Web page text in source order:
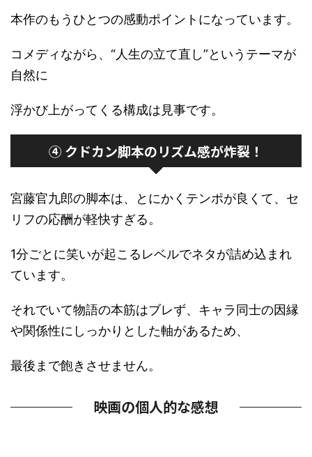
本作のもうひとつの感動ポイントになっています。
コメディながら、“人生の立て直し”というテーマが
自然に
浮かび上がってくる構成は見事です。
④ クドカン脚本のリズム感が炸裂！
宮藤官九郎の脚本は、とにかくテンポが良くて、セ
リフの応酬が軽快すぎる。
1分ごとに笑いが起こるレベルでネタが詰め込まれ
ています。
それでいて物語の本筋はブレず、キャラ同士の因縁
や関係性にしっかりとした軸があるため、
最後まで飽きさせません。
映画の個人的な感想